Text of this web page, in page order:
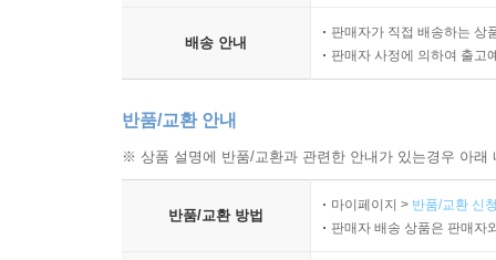
배송 안내
판매자가 직접 배송하는 상
판매자 사정에 의하여 출고
반품/교환 안내
※ 상품 설명에 반품/교환과 관련한 안내가 있는경우 아
반품/교환 방법
마이페이지 > 반품/교환 신
판매자 배송 상품은 판매자